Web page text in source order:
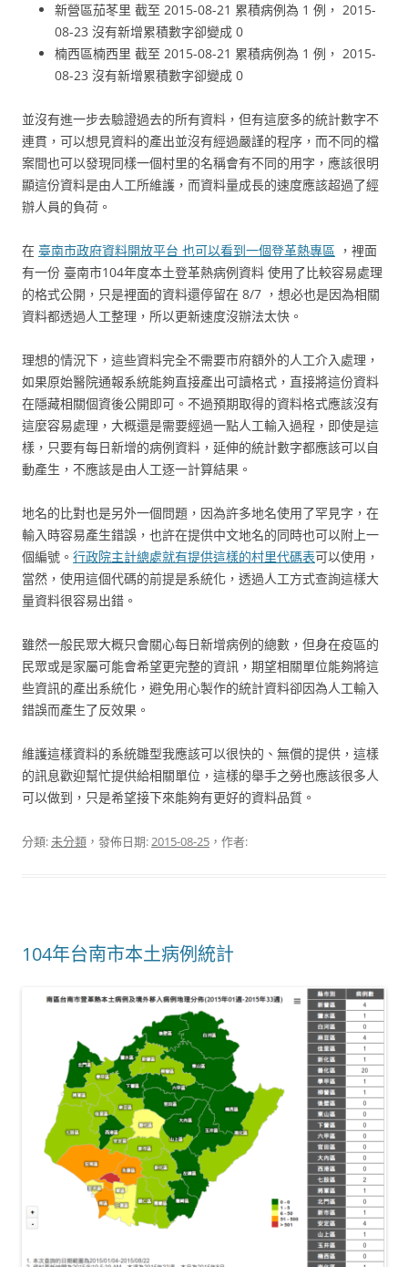
新營區茄苳里 截至 2015-08-21 累積病例為 1 例， 2015-
08-23 沒有新增累積數字卻變成 0
楠西區楠西里 截至 2015-08-21 累積病例為 1 例， 2015-
08-23 沒有新增累積數字卻變成 0
並沒有進一步去驗證過去的所有資料，但有這麼多的統計數字不
連貫，可以想見資料的產出並沒有經過嚴謹的程序，而不同的檔
案間也可以發現同樣一個村里的名稱會有不同的用字，應該很明
顯這份資料是由人工所維護，而資料量成長的速度應該超過了經
辦人員的負荷。
在 臺南市政府資料開放平台 也可以看到一個登革熱專區 ，裡面
有一份 臺南市104年度本土登革熱病例資料 使用了比較容易處理
的格式公開，只是裡面的資料還停留在 8/7 ，想必也是因為相關
資料都透過人工整理，所以更新速度沒辦法太快。
理想的情況下，這些資料完全不需要市府額外的人工介入處理，
如果原始醫院通報系統能夠直接產出可讀格式，直接將這份資料
在隱藏相關個資後公開即可。不過預期取得的資料格式應該沒有
這麼容易處理，大概還是需要經過一點人工輸入過程，即使是這
樣，只要有每日新增的病例資料，延伸的統計數字都應該可以自
動產生，不應該是由人工逐一計算結果。
地名的比對也是另外一個問題，因為許多地名使用了罕見字，在
輸入時容易產生錯誤，也許在提供中文地名的同時也可以附上一
個編號。 行政院主計總處就有提供這樣的村里代碼表可以使用，
當然，使用這個代碼的前提是系統化，透過人工方式查詢這樣大
量資料很容易出錯。
雖然一般民眾大概只會關心每日新增病例的總數，但身在疫區的
民眾或是家屬可能會希望更完整的資訊，期望相關單位能夠將這
些資訊的產出系統化，避免用心製作的統計資料卻因為人工輸入
錯誤而產生了反效果。
維護這樣資料的系統雛型我應該可以很快的、無償的提供，這樣
的訊息歡迎幫忙提供給相關單位，這樣的舉手之勞也應該很多人
可以做到，只是希望接下來能夠有更好的資料品質。
分類:未分類 ，發佈日期:2015-08-25 ，作者:
104年台南市本土病例統計